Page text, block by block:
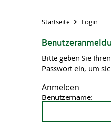
Startseite Login
Bitte geben Sie
Passwort ein, um
Anmelden
Benutzername: